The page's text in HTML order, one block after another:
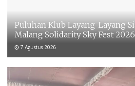
Puluhan Klub Layang-Layang
Malang Solidarity Sky Fest 2026
7 Agustus 2026